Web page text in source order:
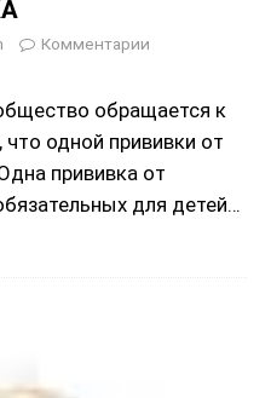
Комментарии
обращается к
одной прививки от
прививка от
для детей…